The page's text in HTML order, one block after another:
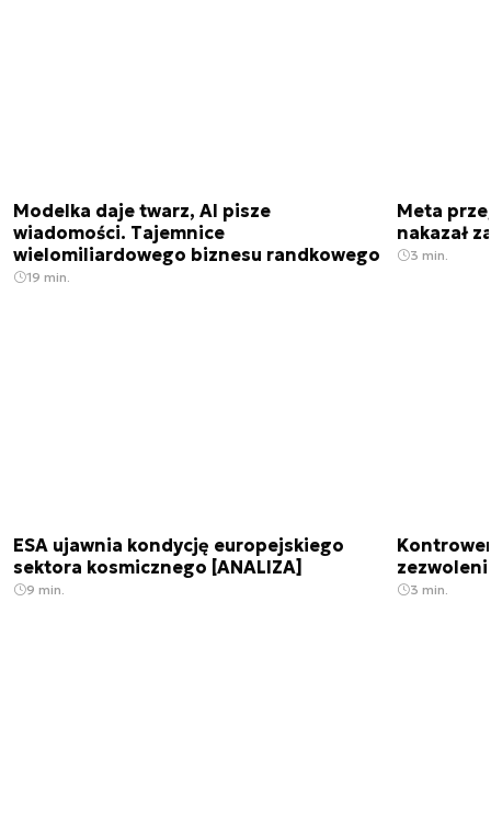
Modelka daje twarz, AI pisze
wiadomości. Tajemnice
wielomiliardowego biznesu randkowego
19 min.
Meta
nakazał
3 min.
ESA ujawnia kondycję europejskiego
sektora kosmicznego [ANALIZA]
9 min. 3 min.